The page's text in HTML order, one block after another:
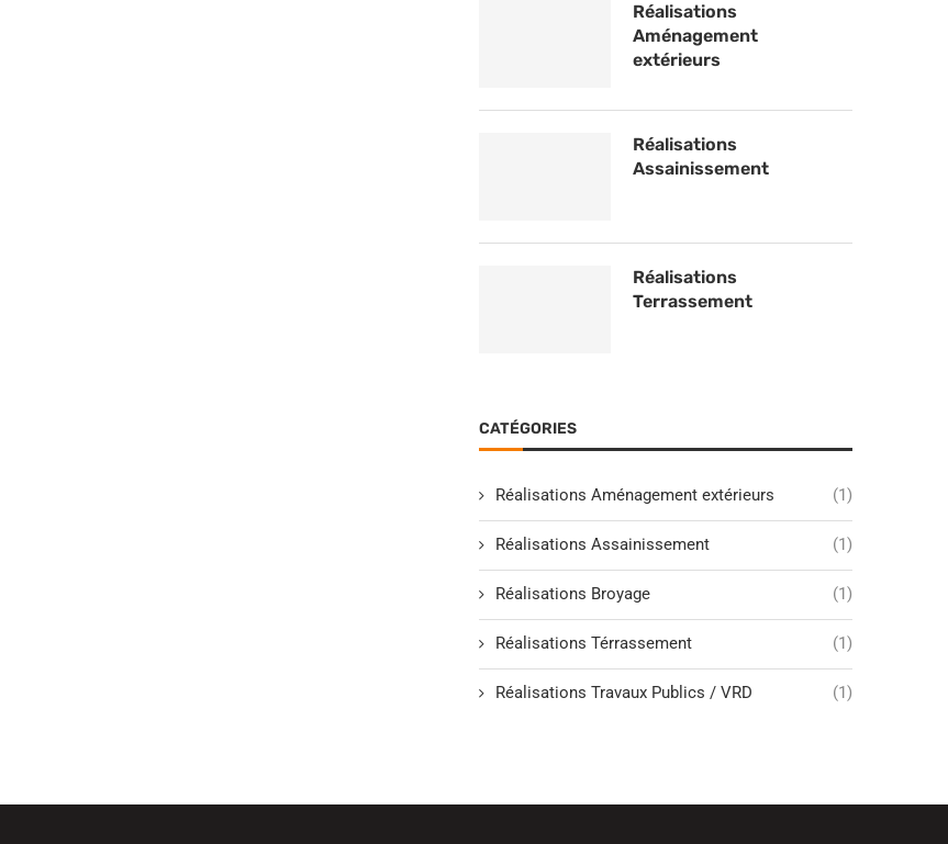
Réalisations
Aménagement
extérieurs
Réalisations
Assainissement
Réalisations
Terrassement
CATÉGORIES
Réalisations Aménagement extérieurs (1)
Réalisations Assainissement (1)
Réalisations Broyage (1)
Réalisations Térrassement (1)
Réalisations Travaux Publics / VRD (1)